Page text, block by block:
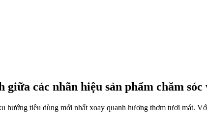
các nhãn hiệu sản phẩm chăm sóc
tiêu dùng mới nhất xoay quanh hương thơm tươi mát.